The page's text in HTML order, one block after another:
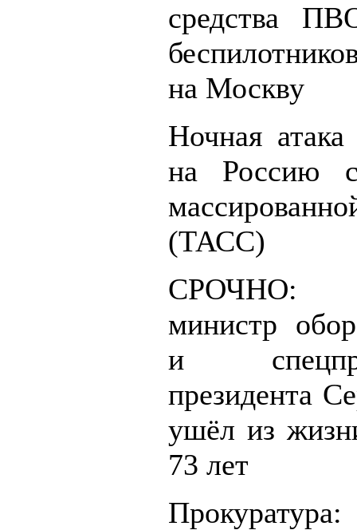
средства
на Москву
Ночная
на Россию
(ТАСС)
СРОЧНО:
министр
и
президента
ушёл из
73 лет